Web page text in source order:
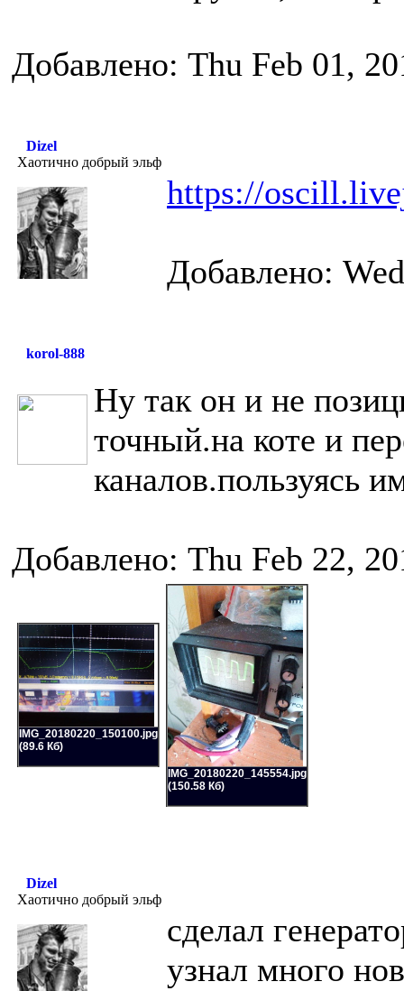
Добавлено: Thu Feb 01,
Dizel
Хаотично добрый эльф
https://
Добавлено:
korol-888
Ну так он и не
точный.на коте и
каналов.пользуясь
Добавлено: Thu Feb 22,
IMG_20180220_150100.jpg
(89.6 Кб)
IMG_20180220_145554.jpg
(150.58 Кб)
Dizel
Хаотично добрый эльф
сделал
узнал много